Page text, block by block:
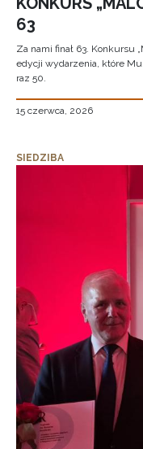
63
Za nami finał 63. Konkursu
edycji wydarzenia, które
raz 50.
15 czerwca, 2026
SIEDZIBA